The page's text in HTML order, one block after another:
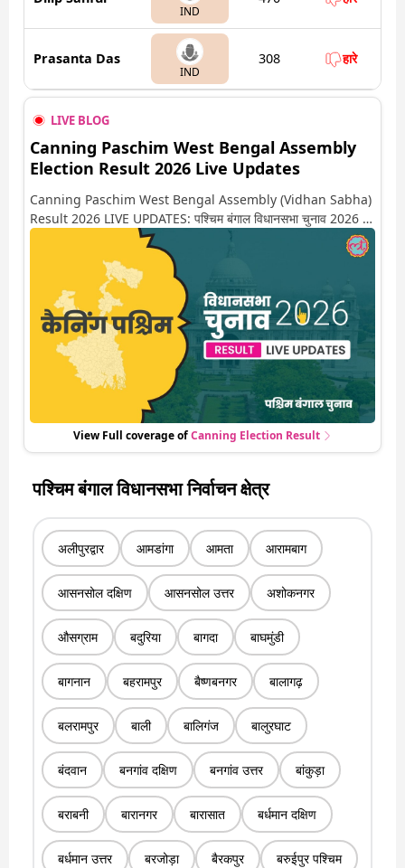
IND
Prasanta Das
IND
308 हारे
LIVE BLOG
Canning Paschim West Bengal Assembly
Election Result 2026 Live Updates
Canning Paschim West Bengal Assembly (Vidhan Sabha)
Result 2026 LIVE UPDATES: पश्चिम बंगाल विधानसभा चुनाव 2026 की
गिनती अगले कुछ ही देर में शुरू होने वाली है. यहां देखें कैनिंग पश्चिम सीट पर
कौन आगे-कौन पीछे से लेकर किस तरफ जा रहें है रुझान. साथ ही पाइए इस सीट
पर हो रही हर एक हलचल की अपडेट वो भी रियल टाइम में
View Full coverage ofCanning Election Result
पश्चिम बंगाल विधानसभा निर्वाचन क्षेत्र
अलीपुरद्वार आमडांगा आमता आरामबाग
आसनसोल दक्षिण आसनसोल उत्तर अशोकनगर
औसग्राम बदुरिया बागदा बाघमुंडी
बागनान बहरामपुर बैष्णबनगर बालागढ़
बलरामपुर बाली बालिगंज बालुरघाट
बंदवान बनगांव दक्षिण बनगांव उत्तर बांकुड़ा
बराबनी बारानगर बारासात बर्धमान दक्षिण
बर्धमान उत्तर बरजोड़ा बैरकपुर बरुईपुर पश्चिम